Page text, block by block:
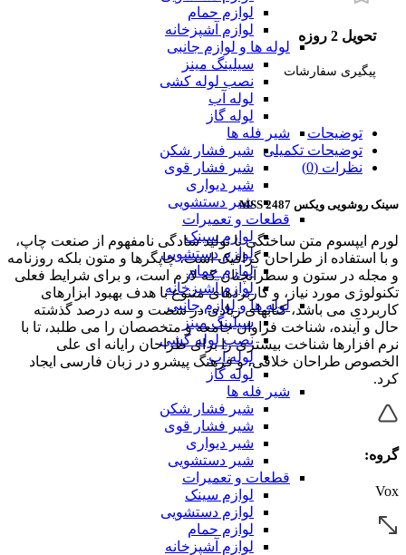
لوازم حمام
لوازم آشپزخانه
لوله ها و لوازم جانبی
سیلینگ مینز
نصب لوله کشی
لوله آب
لوله گاز
شیر فله ها
شیر فشار شکن
شیر فشار قوی
شیر دیواری
شیر دستشویی
قطعات و تعمیرات
لوازم سینک
لوازم دستشویی
لوازم حمام
لوازم آشپزخانه
لوله ها و لوازم جانبی
سیلینگ مینز
نصب لوله کشی
لوله آب
لوله گاز
شیر فله ها
شیر فشار شکن
شیر فشار قوی
شیر دیواری
شیر دستشویی
قطعات و تعمیرات
لوازم سینک
لوازم دستشویی
لوازم حمام
لوازم آشپزخانه
تحویل 2 روزه
پیگیری سفارشات
توضیحات
توضیحات تکمیلی
نظرات (0)
سینک روشویی ویکس 2487 MSS
لورم ایپسوم متن ساختگی با تولید سادگی نامفهوم از صنعت چاپ،
و با استفاده از طراحان گرافیک است، چاپگرها و متون بلکه روزنامه
و مجله در ستون و سطرآنچنان که لازم است، و برای شرایط فعلی
تکنولوژی مورد نیاز، و کاربردهای متنوع با هدف بهبود ابزارهای
کاربردی می باشد، کتابهای زیادی در شصت و سه درصد گذشته
حال و آینده، شناخت فراوان جامعه و متخصصان را می طلبد، تا با
نرم افزارها شناخت بیشتری را برای طراحان رایانه ای علی
الخصوص طراحان خلاقی، و فرهنگ پیشرو در زبان فارسی ایجاد
کرد.
گروه:
Vox